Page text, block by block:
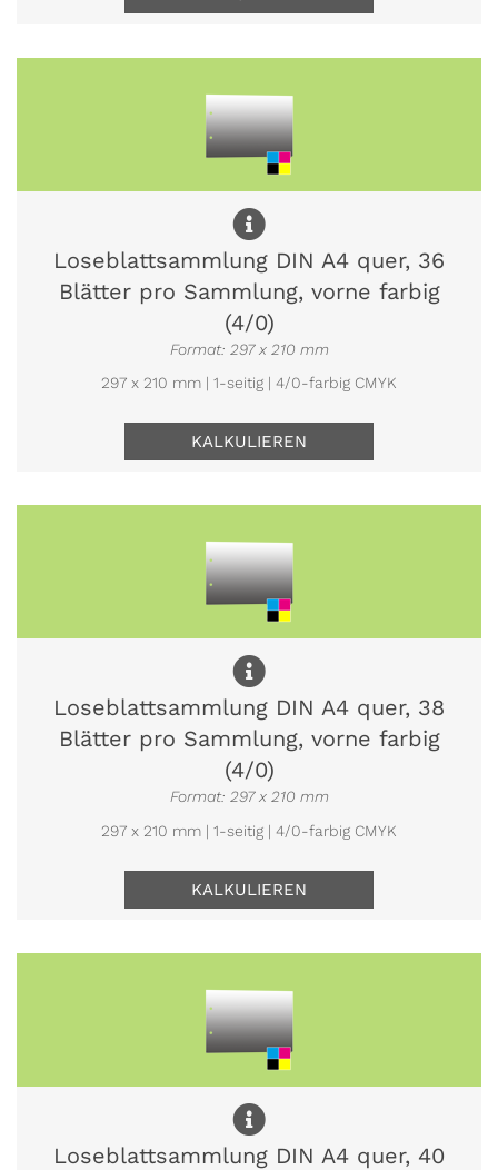
Loseblattsammlung DIN A4 quer, 36
Blätter pro Sammlung, vorne farbig
(4/0)
Format: 297 x 210 mm
297 x 210 mm | 1-seitig | 4/0-farbig CMYK
KALKULIEREN
Loseblattsammlung DIN A4 quer, 38
Blätter pro Sammlung, vorne farbig
(4/0)
Format: 297 x 210 mm
297 x 210 mm | 1-seitig | 4/0-farbig CMYK
KALKULIEREN
Loseblattsammlung DIN A4 quer, 40